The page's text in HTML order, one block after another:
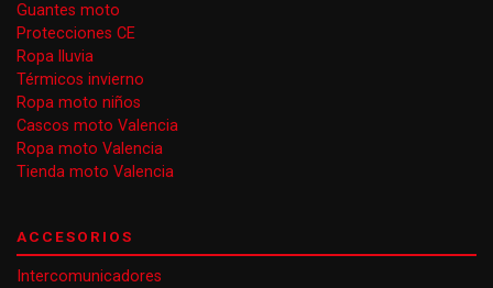
Guantes moto
Protecciones CE
Ropa lluvia
Térmicos invierno
Ropa moto niños
Cascos moto Valencia
Ropa moto Valencia
Tienda moto Valencia
ACCESORIOS
Intercomunicadores